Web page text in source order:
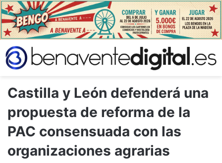
Castilla y León defenderá una
propuesta de reforma de la
PAC consensuada con las
organizaciones agrarias